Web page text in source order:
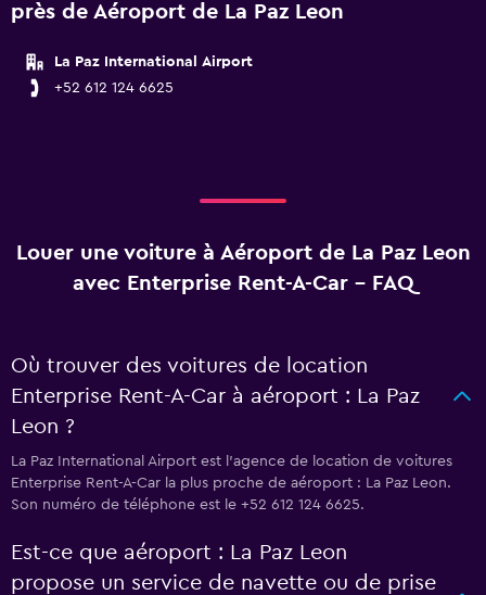
près de Aéroport de La Paz Leon
La Paz International Airport
+52 612 124 6625
Louer une voiture à Aéroport de La Paz Leon
avec Enterprise Rent-A-Car - FAQ
Où trouver des voitures de location
Enterprise Rent-A-Car à aéroport : La Paz
Leon ?
La Paz International Airport est l'agence de location de voitures
Enterprise Rent-A-Car la plus proche de aéroport : La Paz Leon.
Son numéro de téléphone est le +52 612 124 6625.
Est-ce que aéroport : La Paz Leon
propose un service de navette ou de prise